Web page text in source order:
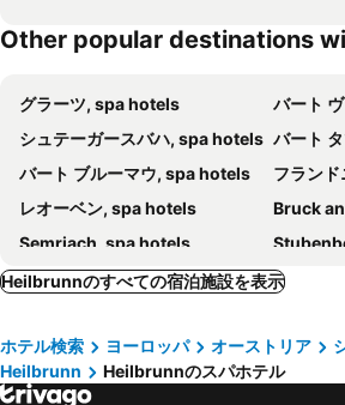
Other popular destinations
グラーツ, spa hotels
バート ヴ
シュテーガースバハ, spa hotels バート タ
バート ブルーマウ, spa hotels
フランドニッツ
レオーベン, spa hotels
Bruck
Semriach, spa hotels
Premstätten, spa hotels
Pöllauberg, spa hotels
Weiz,
Mönichwald, spa hotels
Heilbrunnのすべての宿泊施設を表示
ホテル検索 ヨーロッパ オーストリア
Heilbrunn
Heilbrunnのスパホテル